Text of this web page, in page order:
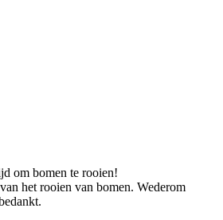
om bomen te rooien!
het rooien van bomen. Wederom